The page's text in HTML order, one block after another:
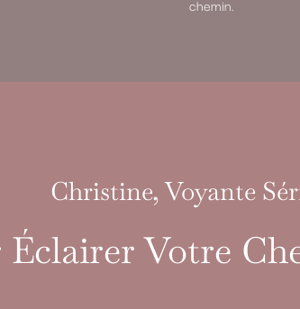
chemin.
Christine, Voyante
Votre